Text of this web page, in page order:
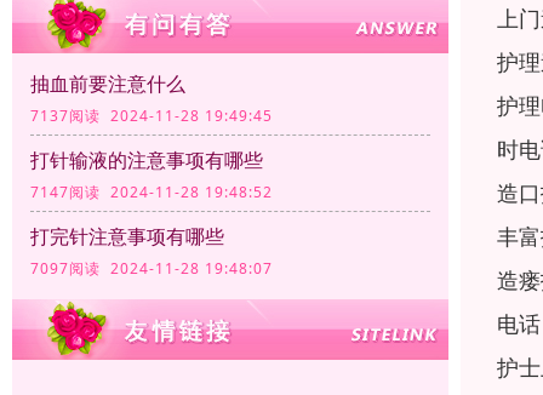
抽血前要注意什么
7137阅读 2024-11-28 19:49:45
打针输液的注意事项有哪些
7147阅读 2024-11-28 19:48:52
打完针注意事项有哪些
7097阅读 2024-11-28 19:48:07
上
护
护
时
造
丰
造
电
护